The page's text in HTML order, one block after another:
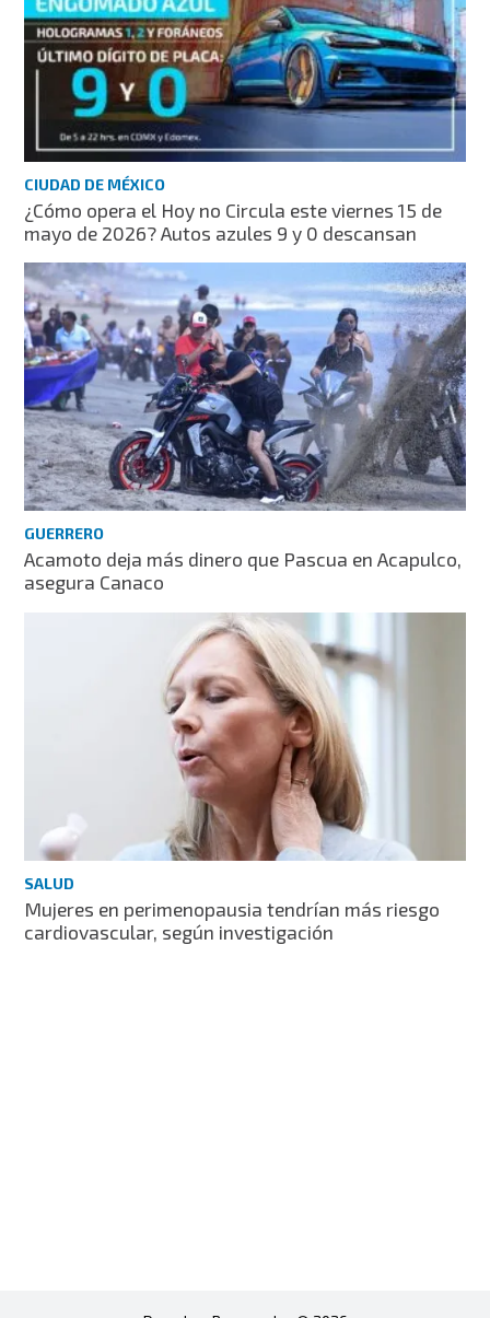
CIUDAD DE MÉXICO
¿Cómo opera el Hoy no Circula este viernes 15 de
mayo de 2026? Autos azules 9 y 0 descansan
GUERRERO
Acamoto deja más dinero que Pascua en Acapulco,
asegura Canaco
SALUD
Mujeres en perimenopausia tendrían más riesgo
cardiovascular, según investigación